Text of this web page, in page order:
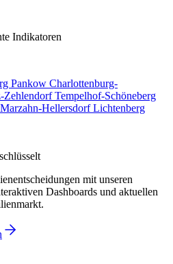
Indikatoren
Pankow Charlottenburg-
ZehlendorfTempelhof-Schöneberg
Marzahn-HellersdorfLichtenberg
mit unseren
Dashboards und aktuellen